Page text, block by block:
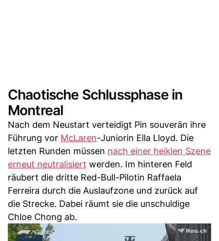
Chaotische Schlussphase in
Montreal
Nach dem Neustart verteidigt Pin souverän ihre
Führung vor McLaren-Juniorin Ella Lloyd. Die
letzten Runden müssen nach einer heiklen Szene
erneut neutralisiert werden. Im hinteren Feld
räubert die dritte Red-Bull-Pilotin Raffaela
Ferreira durch die Auslaufzone und zurück auf
die Strecke. Dabei räumt sie die unschuldige
Chloe Chong ab.